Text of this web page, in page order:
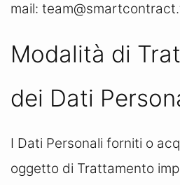
mail:
Modalità di
dei Dati
I Dati Personali forniti o
oggetto di Trattamento